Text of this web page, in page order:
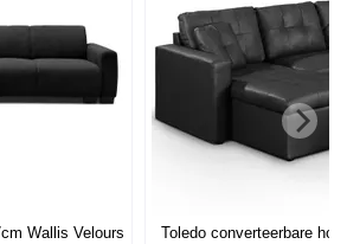
Wallis Velours
Toledo converteerbare